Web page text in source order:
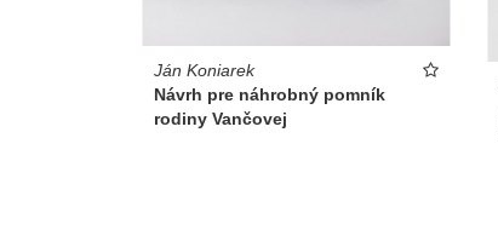
Ján Koniarek
Návrh pre náhrobný pomník
rodiny Vančovej